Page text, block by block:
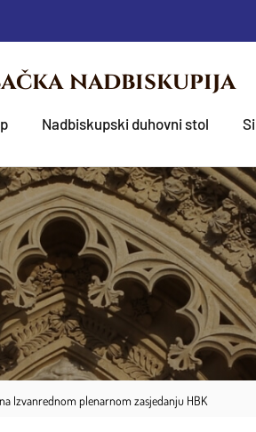
nadbiskupija
Nadbiskupski duhovni stol
Izvanrednom plenarnom zasjedanju HBK